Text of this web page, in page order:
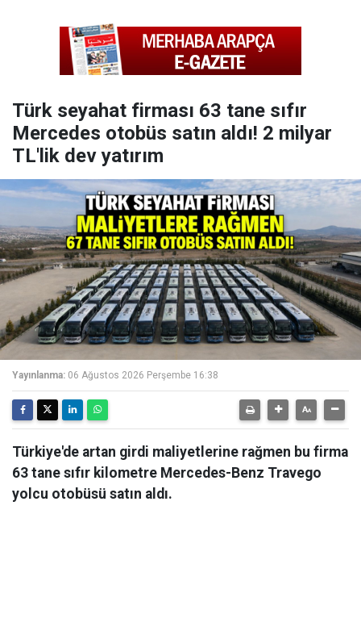
Türk seyahat firması 63 tane sıfır
Mercedes otobüs satın aldı! 2 milyar
TL'lik dev yatırım
Yayınlanma: 06 Ağustos 2026 Perşembe 16:38
Türkiye'de artan girdi maliyetlerine rağmen bu firma
63 tane sıfır kilometre Mercedes-Benz Travego
yolcu otobüsü satın aldı.